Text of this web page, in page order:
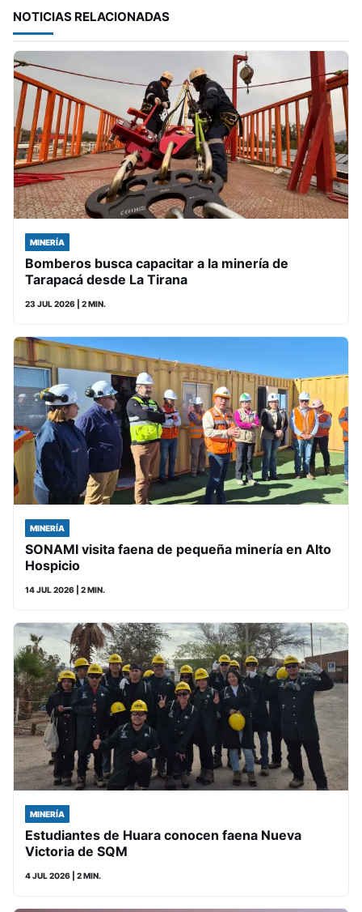
NOTICIAS RELACIONADAS
MINERÍA
Bomberos busca capacitar a la minería de
Tarapacá desde La Tirana
23 JUL 2026 | 2 MIN.
MINERÍA
SONAMI visita faena de pequeña minería en Alto
Hospicio
14 JUL 2026 | 2 MIN.
MINERÍA
Estudiantes de Huara conocen faena Nueva
Victoria de SQM
4 JUL 2026 | 2 MIN.